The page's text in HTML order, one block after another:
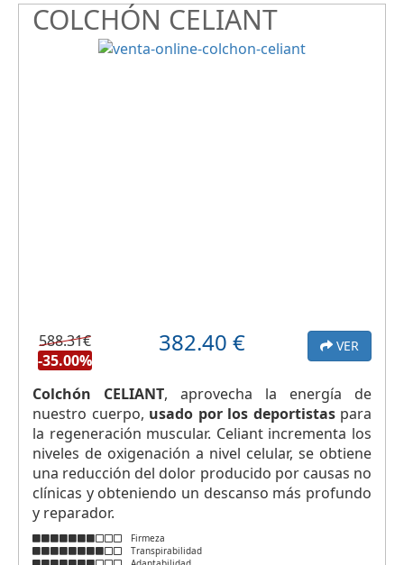
COLCHÓN CELIANT
588.31€
-35.00%
382.40 € VER
Colchón CELIANT, aprovecha la energía de
nuestro cuerpo, usado por los deportistaspara
la regeneración muscular. Celiant incrementa los
niveles de oxigenación a nivel celular, se obtiene
una reducción del dolor producido por causas no
clínicas y obteniendo un descanso más profundo
y reparador.
Firmeza
Transpirabilidad